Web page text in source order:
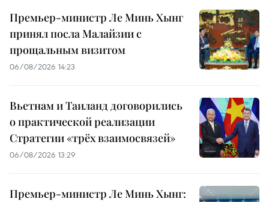
Премьер-министр Ле Минь Хынг
принял посла Малайзии с
прощальным визитом
06/08/2026 14:23
Вьетнам и Таиланд договорились
о практической реализации
Стратегии «трёх взаимосвязей»
06/08/2026 13:29
Премьер-министр Ле Минь Хынг: